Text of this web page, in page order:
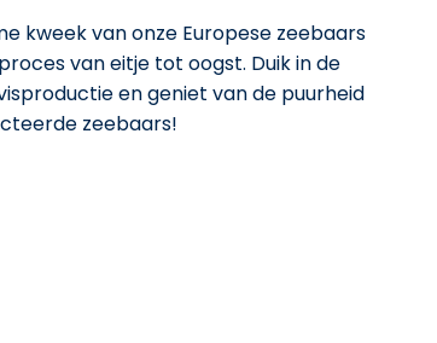
kweek van onze Europese zeebaars
van eitje tot oogst. Duik in de
en geniet van de puurheid
zeebaars!